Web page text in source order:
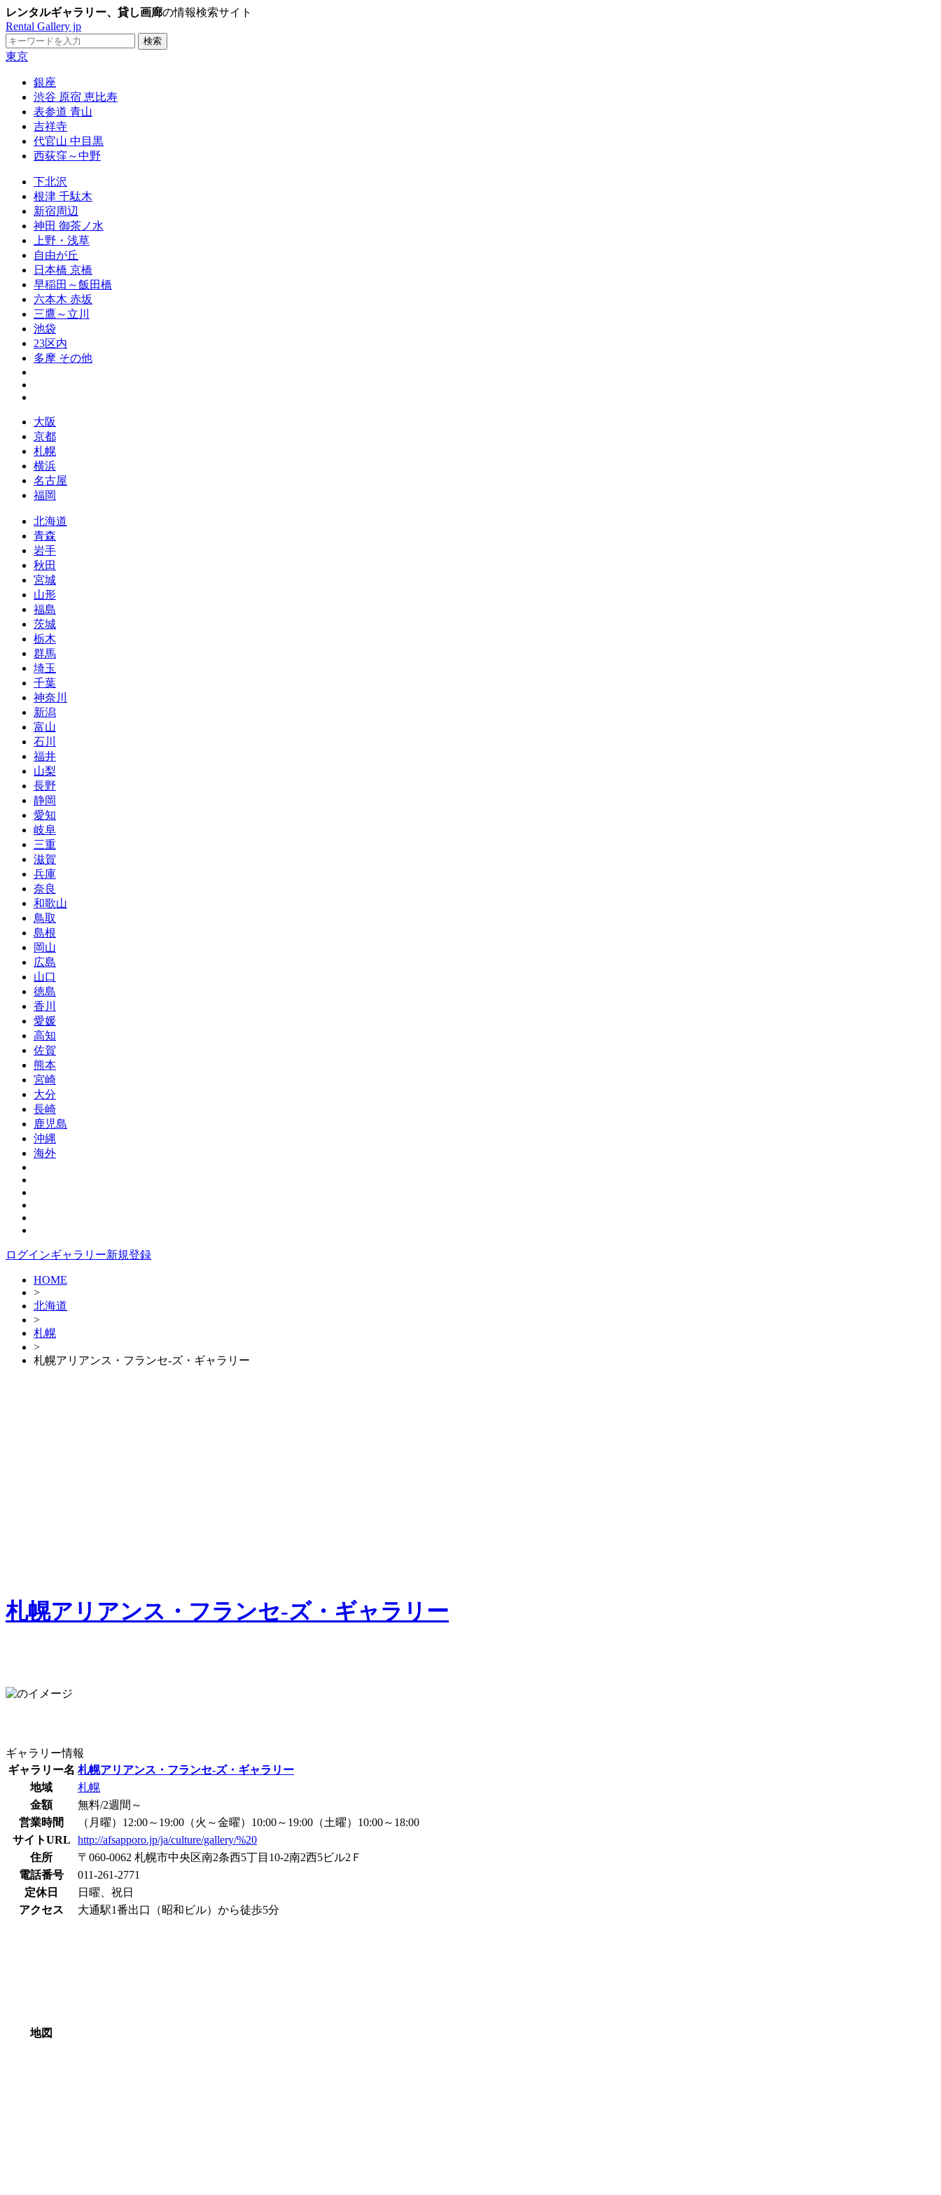
レンタルギャラリー、貸し画廊の情報検索サイト
Rental Gallery jp
東京
銀座
渋谷 原宿 恵比寿
表参道 青山
吉祥寺
代官山 中目黒
西荻窪～中野
下北沢
根津 千駄木
新宿周辺
神田 御茶ノ水
上野・浅草
自由が丘
日本橋 京橋
早稲田～飯田橋
六本木 赤坂
三鷹～立川
池袋
23区内
多摩 その他
大阪
京都
札幌
横浜
名古屋
福岡
北海道
青森
岩手
秋田
宮城
山形
福島
茨城
栃木
群馬
埼玉
千葉
神奈川
新潟
富山
石川
福井
山梨
長野
静岡
愛知
岐阜
三重
滋賀
兵庫
奈良
和歌山
鳥取
島根
岡山
広島
山口
徳島
香川
愛媛
高知
佐賀
熊本
宮崎
大分
長崎
鹿児島
沖縄
海外
ログインギャラリー新規登録
HOME
>
北海道
>
札幌
>
札幌アリアンス・フランセ-ズ・ギャラリー
札幌アリアンス・フランセ-ズ・ギャラリー
ギャラリー情報
ギャラリー名 札幌アリアンス・フランセ-ズ・ギャラリー
地域
札幌
金額
無料/2週間～
営業時間
（月曜）12:00～19:00（火～金曜）10:00～19:00（土曜）10:00～18:00
サイトURL
http://afsapporo.jp/ja/culture/gallery/%20
住所
〒060-0062 札幌市中央区南2条西5丁目10-2南2西5ビル2Ｆ
電話番号
011-261-2771
定休日
日曜、祝日
アクセス
大通駅1番出口（昭和ビル）から徒歩5分
地図